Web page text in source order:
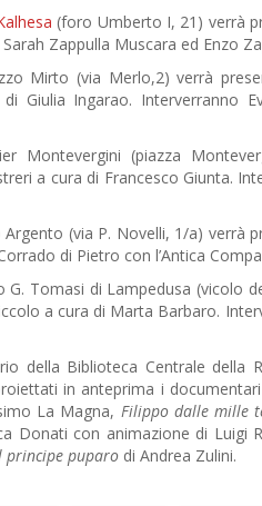
(foro Umberto I, 21) verrà
Zappulla Muscara ed Enzo
Mirto (via Merlo,2) verrà
Giulia Ingarao. Interverranno
Montevergini (piazza
a cura di Francesco Giunta.
(via P. Novelli, 1/a) verrà
di Pietro con l’Antica
G. Tomasi di Lampedusa (vicolo
a cura di Marta Barbaro.
della Biblioteca Centrale della
in anteprima i documentari
La Magna, Filippo dalle mille
Donati con animazione di Luigi
principe puparo di Andrea Zulini.